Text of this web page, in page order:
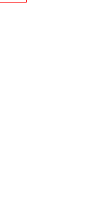
มืองเบดมินสเตอร์ มลรัฐ